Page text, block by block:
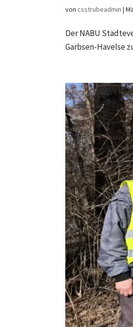
voncsstrubeadmin |
Der NABU
Garbsen-Havelse